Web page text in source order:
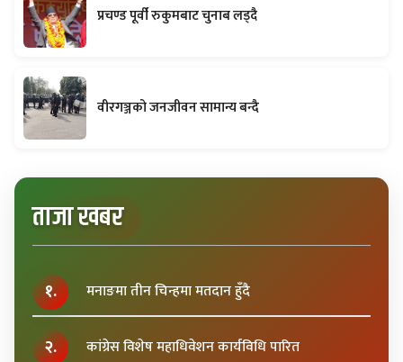
प्रचण्ड पूर्वी रुकुमबाट चुनाब लड्दै
वीरगञ्जको जनजीवन सामान्य बन्दै
ताजा खबर
१. मनाङमा तीन चिन्हमा मतदान हुँदै
२. कांग्रेस विशेष महाधिवेशन कार्यविधि पारित